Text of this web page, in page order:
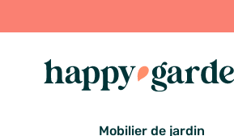
Mobilier de jardin